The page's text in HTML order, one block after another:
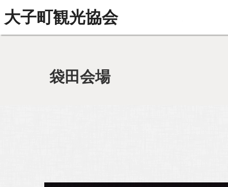
大子町観光協会
袋田会場